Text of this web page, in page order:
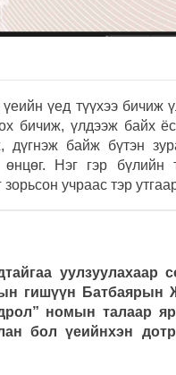
үед түүхээ бичиж
бичиж, үлдээж байх
дүгнэж байж бүтэн
Нэг гэр бүлийн
зорьсон учраас тэр
гишүүн Батбаярын
номын талаар
бол үеийнхэн